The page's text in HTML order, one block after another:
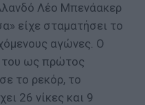
Λέο Μπενάακερ
είχε σταματήσει το
αγώνες. Ο
του ως πρώτος
το ρεκόρ, το
26 νίκες και 9